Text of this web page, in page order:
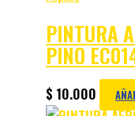
PINTURA
PINO
$ 10.000